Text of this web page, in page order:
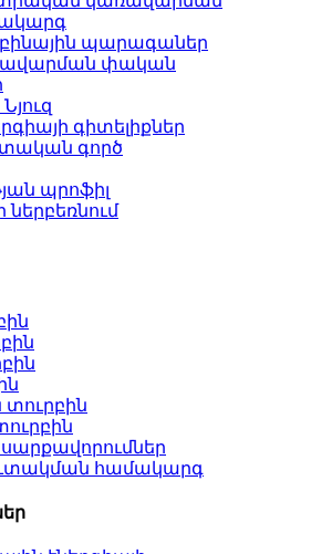
պարագաներ
փական
գիտելիքներ
​​​​գործ
պրոֆիլ
ներբեռնում
համակարգ